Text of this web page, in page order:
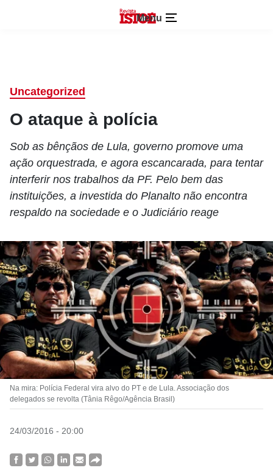
Menu
Uncategorized
O ataque à polícia
Sob as bênçãos de Lula, governo promove uma
ação orquestrada, e agora escancarada, para tentar
interferir nos trabalhos da PF. Pelo bem das
instituições, a investida do Planalto não encontra
respaldo na sociedade e o Judiciário reage
Na mira: Polícia Federal vira alvo do PT e de Lula. Associação dos
delegados se revolta (Tânia Rêgo/Agência Brasil)
24/03/2016 - 20:00